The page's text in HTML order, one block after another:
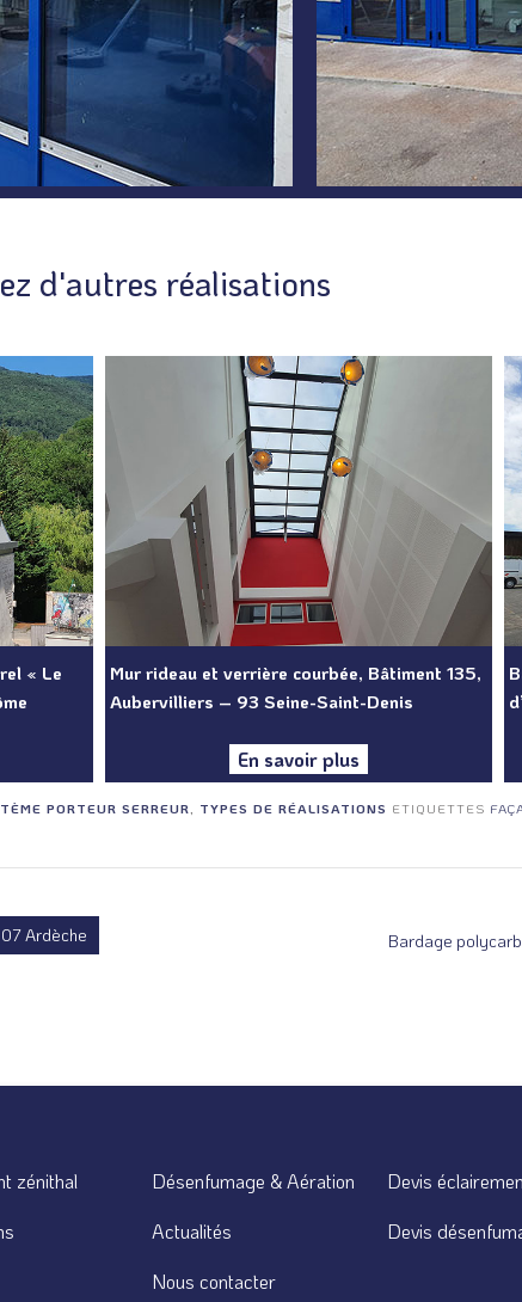
d'autres réalisations
« Le
Mur rideau et verrière courbée, Bâtiment 135,
Aubervilliers – 93 Seine-Saint-Denis
En savoir plus
PORTEUR SERREUR TYPES DE RÉALISATIONS ETIQUETTES
Ardèche Bardage
zénithal Désenfumage & Aération
Devis
Actualités
Devis
Nous contacter